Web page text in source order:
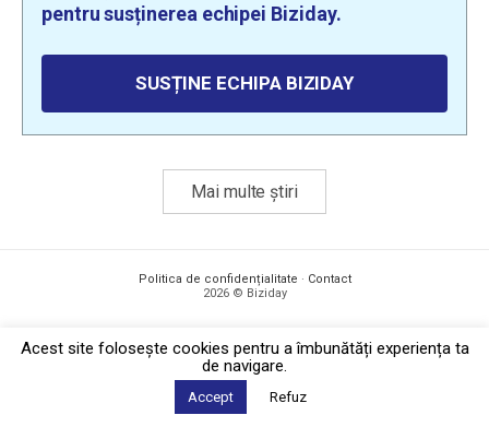
pentru susținerea echipei Biziday.
SUSȚINE ECHIPA BIZIDAY
Mai multe știri
Politica de confidențialitate · Contact
2026 © Biziday
Acest site foloseşte cookies pentru a îmbunătăți experiența ta
de navigare.
Accept Refuz